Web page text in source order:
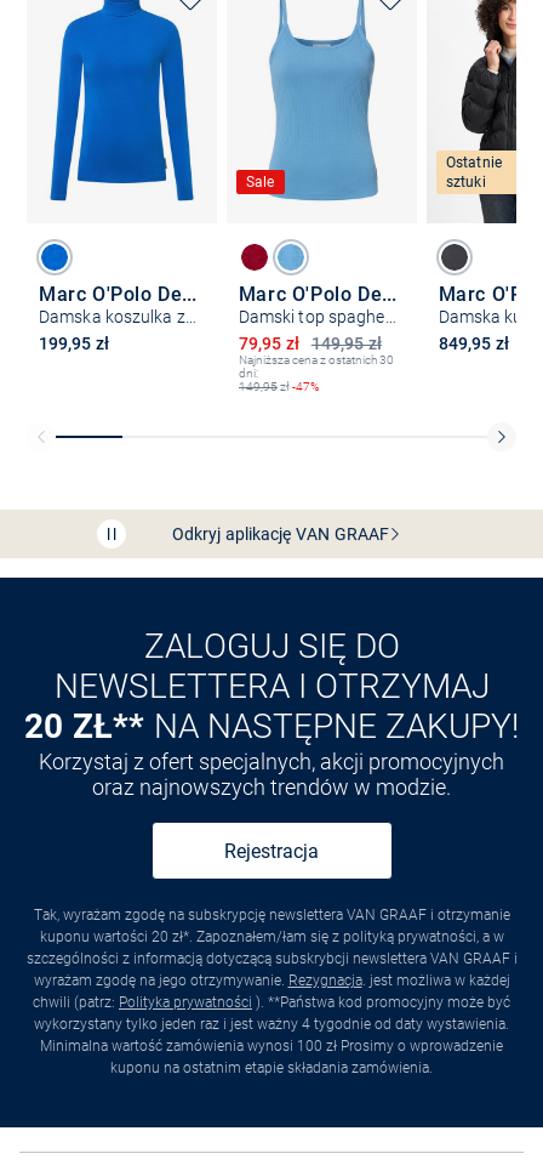
Marc O'Polo Denim
Damska koszulka z długim rękawem
199,95 zł
Sale
Marc O'Polo Denim
149,95 zł
Obniżona cena
79,95 zł
Najniższa cena z ostatnich 30
dni:
149,95zł-47%
Ostatnie
sztuki
849,95 zł
Odkryj aplikację VAN GRAAF
ZALOGUJ SIĘ DO
NEWSLETTERA I OTRZYMAJ
20 ZŁ** NA NASTĘPNE ZAKUPY!
Korzystaj z ofert specjalnych, akcji promocyjnych
oraz najnowszych trendów w modzie.
Rejestracja
Tak, wyrażam zgodę na subskrypcję newslettera VAN GRAAF i otrzymanie
kuponu wartości 20 zł*. Zapoznałem/łam się z polityką prywatności, a w
szczególności z informacją dotyczącą subskrybcji newslettera VAN GRAAF i
wyrażam zgodę na jego otrzymywanie. Rezygnacja. jest możliwa w każdej
chwili (patrz: Polityka prywatności ). **Państwa kod promocyjny może być
wykorzystany tylko jeden raz i jest ważny 4 tygodnie od daty wystawienia.
Minimalna wartość zamówienia wynosi 100 zł Prosimy o wprowadzenie
kuponu na ostatnim etapie składania zamówienia.